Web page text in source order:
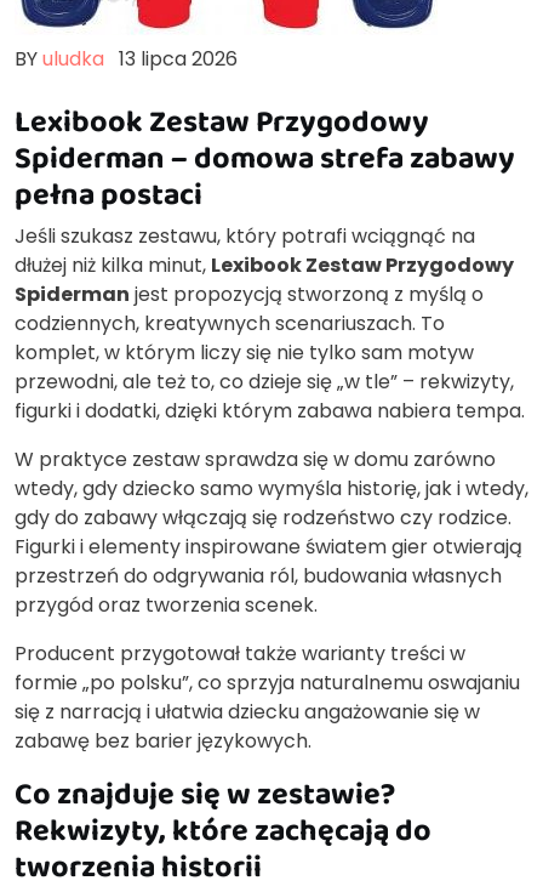
BYuludka 13 lipca 2026
Lexibook Zestaw Przygodowy
Spiderman – domowa strefa zabawy
pełna postaci
Jeśli szukasz zestawu, który potrafi wciągnąć na
dłużej niż kilka minut, Lexibook Zestaw Przygodowy
Spiderman jest propozycją stworzoną z myślą o
codziennych, kreatywnych scenariuszach. To
komplet, w którym liczy się nie tylko sam motyw
przewodni, ale też to, co dzieje się „w tle” – rekwizyty,
figurki i dodatki, dzięki którym zabawa nabiera tempa.
W praktyce zestaw sprawdza się w domu zarówno
wtedy, gdy dziecko samo wymyśla historię, jak i wtedy,
gdy do zabawy włączają się rodzeństwo czy rodzice.
Figurki i elementy inspirowane światem gier otwierają
przestrzeń do odgrywania ról, budowania własnych
przygód oraz tworzenia scenek.
Producent przygotował także warianty treści w
formie „po polsku”, co sprzyja naturalnemu oswajaniu
się z narracją i ułatwia dziecku angażowanie się w
zabawę bez barier językowych.
Co znajduje się w zestawie?
Rekwizyty, które zachęcają do
tworzenia historii